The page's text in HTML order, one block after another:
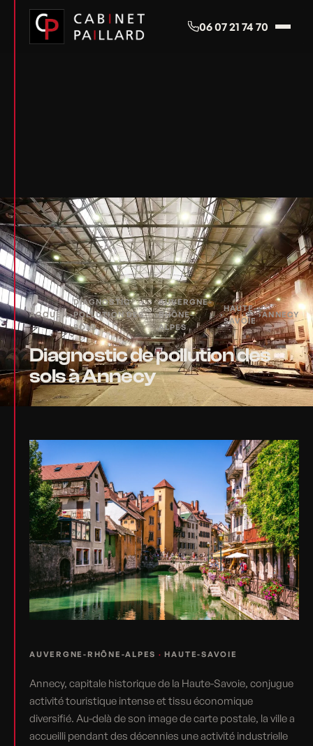
06 07 21 74 70
ACCUEIL›
DIAGNOSTIC
POLLUTION DES
SOLS
›
AUVERGNE-
RHÔNE-
ALPES
›
HAUTE-
SAVOIE
›ANNECY
Diagnostic de pollution des
sols à Annecy
AUVERGNE-RHÔNE-ALPES ·HAUTE-SAVOIE
Annecy, capitale historique de la Haute-Savoie, conjugue
activité touristique intense et tissu économique
diversifié. Au-delà de son image de carte postale, la ville a
accueilli pendant des décennies une activité industrielle
Panneau de gestion des cookies